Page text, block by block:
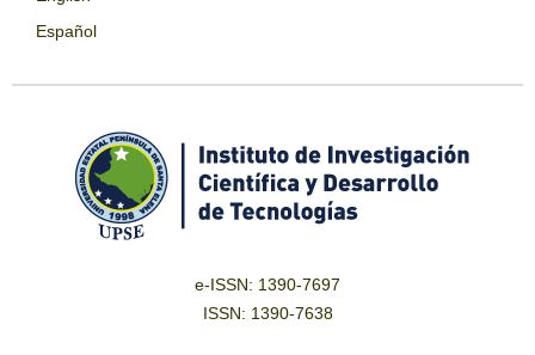
Español
e-ISSN: 1390-7697
ISSN: 1390-7638